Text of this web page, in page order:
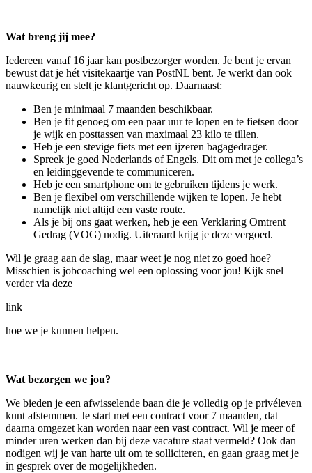
Wat breng jij mee?
Iedereen vanaf 16 jaar kan postbezorger worden. Je bent je ervan
bewust dat je hét visitekaartje van PostNL bent. Je werkt dan ook
nauwkeurig en stelt je klantgericht op. Daarnaast:
Ben je minimaal 7 maanden beschikbaar.
Ben je fit genoeg om een paar uur te lopen en te fietsen door
je wijk en posttassen van maximaal 23 kilo te tillen.
Heb je een stevige fiets met een ijzeren bagagedrager.
Spreek je goed Nederlands of Engels. Dit om met je collega’s
en leidinggevende te communiceren.
Heb je een smartphone om te gebruiken tijdens je werk.
Ben je flexibel om verschillende wijken te lopen. Je hebt
namelijk niet altijd een vaste route.
Als je bij ons gaat werken, heb je een Verklaring Omtrent
Gedrag (VOG) nodig. Uiteraard krijg je deze vergoed.
Wil je graag aan de slag, maar weet je nog niet zo goed hoe?
Misschien is jobcoaching wel een oplossing voor jou! Kijk snel
verder via deze
link
hoe we je kunnen helpen.
Wat bezorgen we jou?
We bieden je een afwisselende baan die je volledig op je privéleven
kunt afstemmen. Je start met een contract voor 7 maanden, dat
daarna omgezet kan worden naar een vast contract. Wil je meer of
minder uren werken dan bij deze vacature staat vermeld? Ook dan
nodigen wij je van harte uit om te solliciteren, en gaan graag met je
in gesprek over de mogelijkheden.